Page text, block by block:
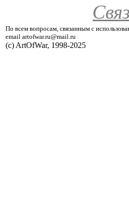
По всем вопросам, связанным с
email artofwar.ru@mail.ru
(с) ArtOfWar, 1998-2025